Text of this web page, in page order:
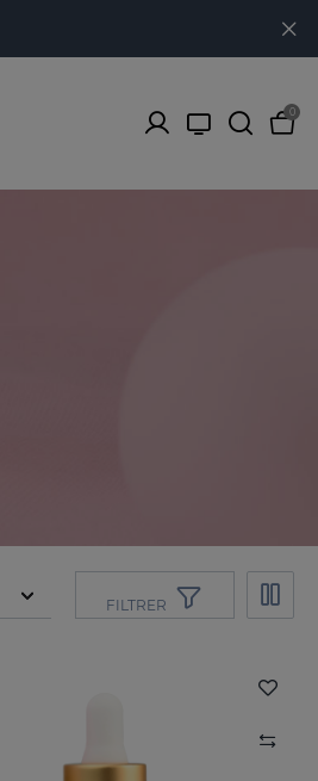
0
FILTRER